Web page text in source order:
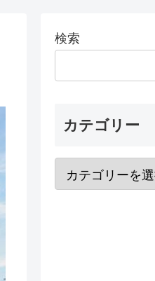
検索
カテゴリー